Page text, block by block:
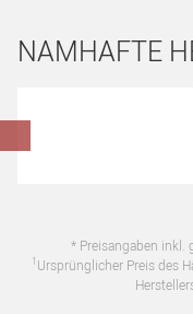
NAMHAFTE
* Preisangaben inkl.
1 Ursprünglicher Preis des